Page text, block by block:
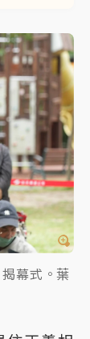
幕式。葉